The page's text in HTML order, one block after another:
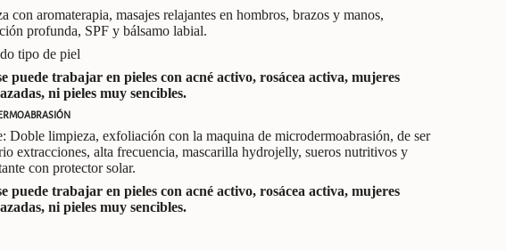
con aromaterapia, masajes relajantes en hombros, brazos y manos,
profunda, SPF y bálsamo labial.
tipo de piel
puede trabajar en pieles con acné activo, rosácea activa, mujeres
ni pieles muy sencibles.
Doble limpieza, exfoliación con la maquina de microdermoabrasión, de ser
extracciones, alta frecuencia, mascarilla hydrojelly, sueros nutritivos y
con protector solar.
puede trabajar en pieles con acné activo, rosácea activa, mujeres
ni pieles muy sencibles.